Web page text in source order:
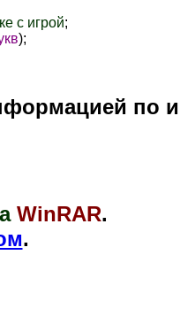
с игрой;
);
по
WinRAR.
.